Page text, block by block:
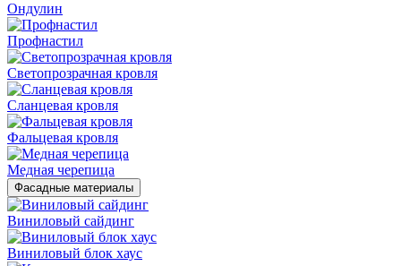
Ондулин
Профнастил
Светопрозрачная кровля
Сланцевая кровля
Фальцевая кровля
Медная черепица
Фасадные материалы
Виниловый сайдинг
Виниловый блок хаус